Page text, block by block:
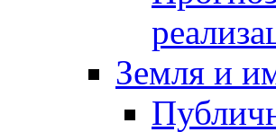
Земля и